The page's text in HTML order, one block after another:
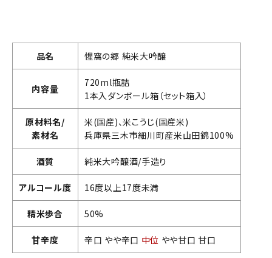
品名 惺窩の郷 純米大吟醸
内容量
720ml瓶詰
1本入ダンボール箱（セット箱入）
原材料名/
素材名
米(国産)、米こうじ(国産米)
兵庫県三木市細川町産米山田錦100%
酒質 純米大吟醸酒/手造り
アルコール度 16度以上17度未満
精米歩合 50%
甘辛度 辛口 やや辛口 中位 やや甘口 甘口